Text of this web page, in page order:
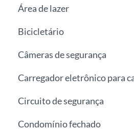
Área de lazer
Bicicletário
Câmeras de segurança
Carregador eletrônico para
Circuito de segurança
Condomínio fechado